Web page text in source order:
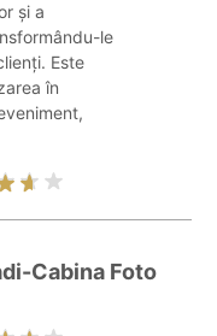
și a
le
Este
în
Cabina Foto